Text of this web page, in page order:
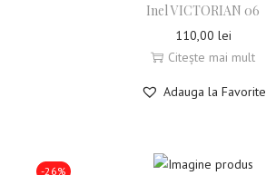
Inel VICTORIAN 06
110,00 lei
Citește mai mult
Adauga la Favorite
-26%